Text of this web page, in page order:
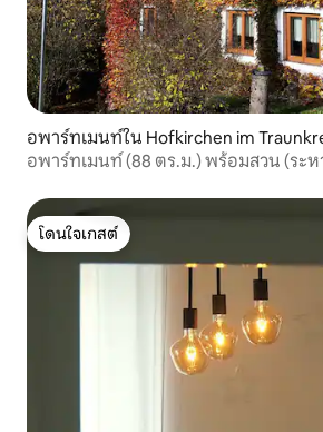
อพาร์ทเมนท์ใน Hofkirchen im
อพาร์ทเมนท์ (88 ตร.ม.) พร้อมสวน (ระห
โดนใจเกสต์
โดนใจเกสต์